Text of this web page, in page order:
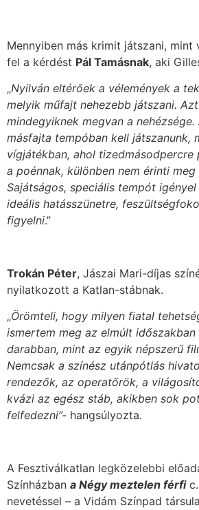
Mennyiben más krimit játszani,
fel a kérdést Pál Tamásnak, aki
„Nyilván eltérőek a vélemények a
melyik műfajt nehezebb játszani.
mindegyiknek megvan a
másfajta tempóban kell játszanunk,
vígjátékban, ahol tizedmásodpercre
a poénnak, különben nem érinti meg
Sajátságos, speciális tempót
ideális hatásszünetre,
figyelni.”
Trokán Péter, Jászai Mari-díjas
nyilatkozott a Katlan-stábnak.
„Örömteli, hogy milyen fiatal
ismertem meg az elmúlt időszakban
darabban, mint az egyik népszerű
Nemcsak a színész utánpótlás
rendezők, az operatőrök, a
kvázi az egész stáb, akikben sok
felfedezni”- hangsúlyozta.
A Fesztiválkatlan legközelebbi
Színházban a Négy meztelen férfic.
nevetéssel – a Vidám Színpad